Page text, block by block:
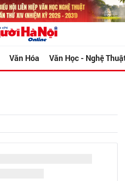
Văn Hóa Văn Học - Nghệ